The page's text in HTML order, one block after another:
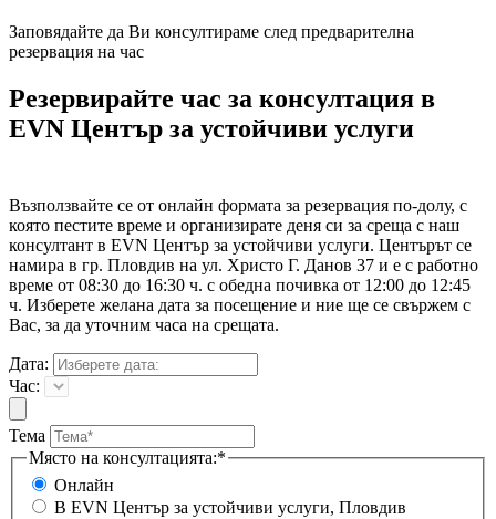
Заповядайте да Ви консултираме след предварителна
резервация на час
Резервирайте час за консултация в
EVN Център за устойчиви услуги
Възползвайте се от онлайн формата за резервация по-долу, с
която пестите време и организирате деня си за среща с наш
консултант в EVN Център за устойчиви услуги. Центърът се
намира в гр. Пловдив на ул. Христо Г. Данов 37 и е с работно
време от 08:30 до 16:30 ч. с обедна почивка от 12:00 до 12:45
ч. Изберете желана дата за посещение и ние ще се свържем с
Вас, за да уточним часа на срещата.
Дата:
Час:
Тема
Място на консултацията:*
Онлайн
В EVN Център за устойчиви услуги, Пловдив